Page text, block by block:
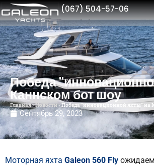
(067) 504-57-06
Победа
Каннском бот шоу
Главная-Новости-Победа "инновационной яхты" на
Сентябрь 29, 2023
Моторная яхта Galeon 560 Fly